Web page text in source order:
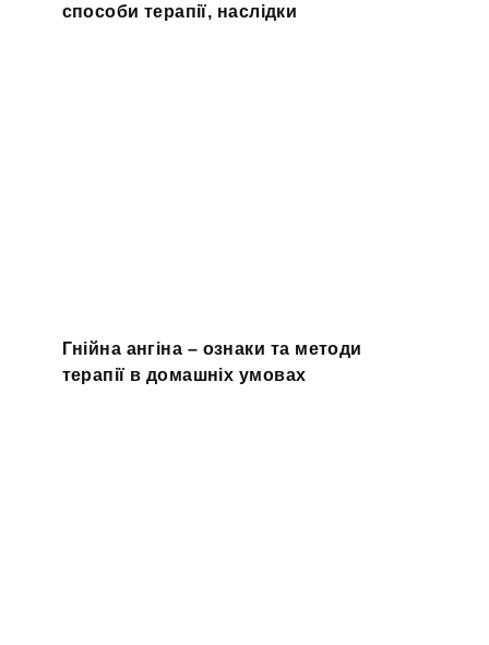
способи терапії, наслідки
Гнійна ангіна – ознаки та методи
терапії в домашніх умовах